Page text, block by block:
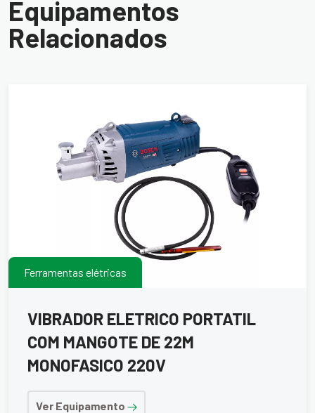
Equipamentos
Relacionados
Ferramentas elétricas
VIBRADOR ELETRICO PORTATIL
COM MANGOTE DE 22M
MONOFASICO 220V
Ver Equipamento